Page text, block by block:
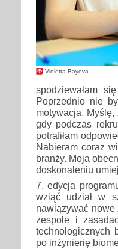
Violetta Bayeva
spodziewałam
Poprzednio nie
motywacja.
gdy podczas
potrafiłam
Nabieram coraz
branży. Moja
doskonaleniu
7. edycja
wziąć udział w
nawiązywać nowe
zespole i
technologicznych
po inżynierię